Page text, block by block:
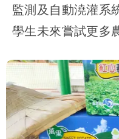
監測及自動澆灌系
學生未來嘗試更多